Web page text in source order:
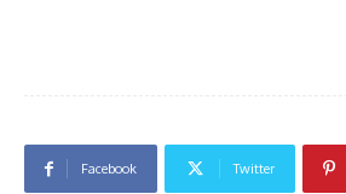
Facebook Twitter